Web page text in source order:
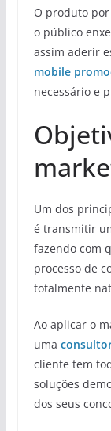
O produto
o público
assim aderir
mobile
necessário e
Um dos
é transmitir
fazendo com
processo de
totalmente
Ao aplicar o
uma
cliente tem
soluções
dos seus